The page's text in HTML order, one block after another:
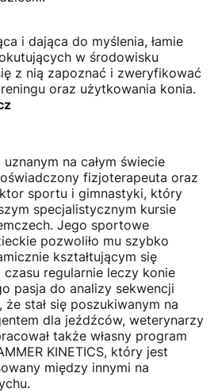
i dająca do myślenia, łamie
w środowisku
z nią zapoznać i zweryfikować
oraz użytkowania konia.
uznanym na całym świecie
fizjoterapeuta oraz
sportu i gimnastyki, który
specjalistycznym kursie
Jego sportowe
pozwoliło mu szybko
kształtującym się
regularnie leczy konie
pasja do analizy sekwencji
że stał się poszukiwanym na
dla jeźdźców, weterynarzy
także własny program
KINETICS, który jest
między innymi na